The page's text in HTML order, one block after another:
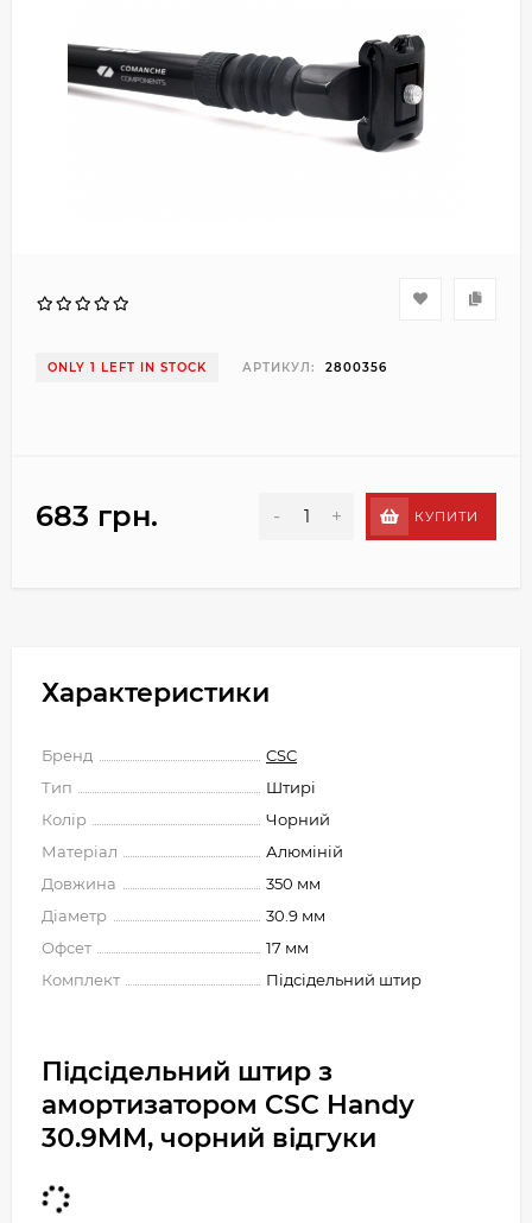
ONLY 1 LEFT IN STOCK АРТИКУЛ: 2800356
683 грн. - + КУПИТИ
Характеристики
Бренд
CSC
Тип
Штирі
Колір
Чорний
Матеріал
Алюміній
Довжина
350 мм
Діаметр
30.9 мм
Офсет
17 мм
Комплект
Підсідельний штир
Підсідельний штир з
амортизатором CSC Handy
30.9MM, чорний відгуки